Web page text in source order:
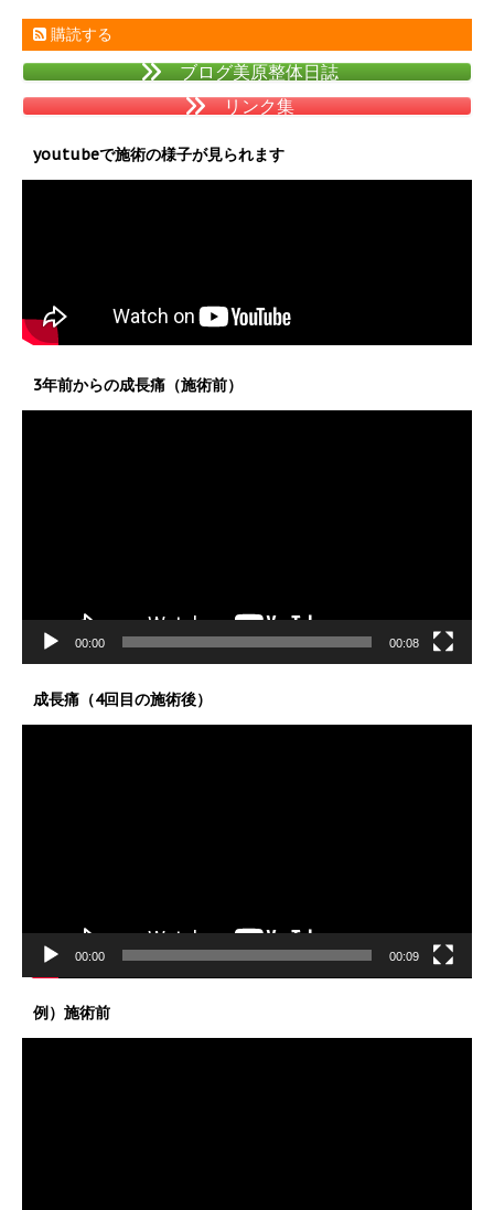
購読する
ブログ美原整体日誌
リンク集
youtubeで施術の様子が見られます
3年前からの成長痛（施術前）
00:00 00:08
成長痛（4回目の施術後）
00:00 00:09
例）施術前